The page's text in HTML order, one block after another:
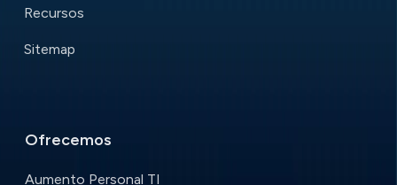
Recursos
Sitemap
Ofrecemos
Aumento Personal TI